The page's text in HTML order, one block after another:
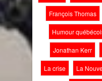
François Thomas
Humour
Jonathan Kerr
La crise La